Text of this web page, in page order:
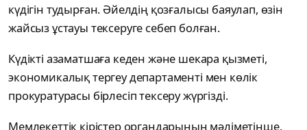
күдігін тудырған. Әйелдің қозғалысы баяулап, өзін
жайсыз ұстауы тексеруге себеп болған.
Күдікті азаматшаға кеден және шекара қызметі,
экономикалық тергеу департаменті мен көлік
прокуратурасы бірлесіп тексеру жүргізді.
Мемлекеттік кірістер органдарының мәліметінше,